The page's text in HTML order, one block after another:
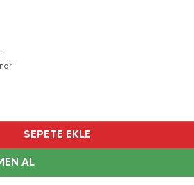
SEPETE EKLE
AL